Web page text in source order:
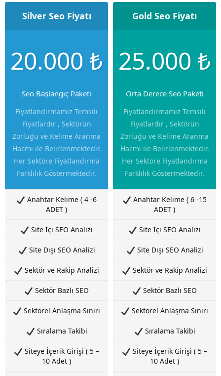
Silver Seo Fiyatı
20.000 ₺
Seo Başlangıç Paketi
Fiyatlandırmamız Temsili
Fiyatlardır , Sektörün
Zorluğu ve Kelime Aranma
Hacmi ile Belirlenmektedir.
Her Sektöre Fiyatlandırma
Farklılık Göstermektedir.
Anahtar Kelime ( 4 -6
ADET )
Site İçi SEO Analizi
Site Dışı SEO Analizi
Sektör ve Rakip Analizi
Sektör Bazlı SEO
Sektörel Anlaşma Sınırı
Sıralama Takibi
Siteye İçerik Girişi ( 5 –
10 Adet )
Gold Seo Fiyatı
25.000 ₺
Orta Derece Seo Paketi
Fiyatlandırmamız Temsili
Fiyatlardır , Sektörün
Zorluğu ve Kelime Aranma
Hacmi ile Belirlenmektedir.
Her Sektöre Fiyatlandırma
Farklılık Göstermektedir.
Anahtar Kelime ( 6 -15
ADET )
Site İçi SEO Analizi
Site Dışı SEO Analizi
Sektör ve Rakip Analizi
Sektör Bazlı SEO
Sektörel Anlaşma Sınırı
Sıralama Takibi
Siteye İçerik Girişi ( 5 –
10 Adet )